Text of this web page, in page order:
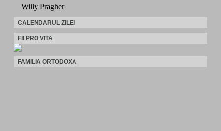
Willy Pragher
CALENDARUL ZILEI
FII PRO VITA
FAMILIA ORTODOXA